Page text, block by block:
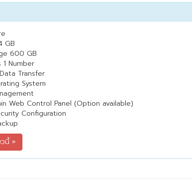
GB
600 GB
1 Number
Transfer
System
Web Control Panel (Option available)
Configuration